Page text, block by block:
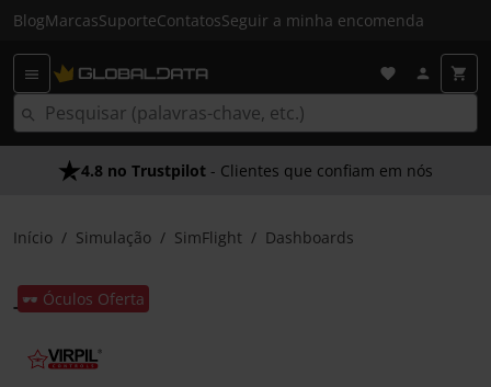
BlogMarcasSuporteContatosSeguir a minha encomenda
4.8 no Trustpilot - Clientes que confiam em nós
Início Simulação SimFlight Dashboards
🕶️ Óculos Oferta